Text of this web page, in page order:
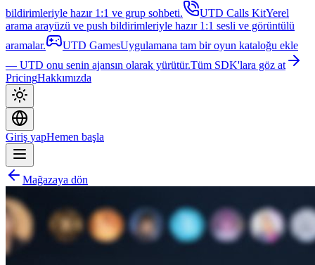
bildirimleriyle hazır 1:1 ve grup sohbeti.
UTD Calls KitYerel
arama arayüzü ve push bildirimleriyle hazır 1:1 sesli ve görüntülü
aramalar.
UTD GamesUygulamana tam bir oyun kataloğu ekle
— UTD onu senin ajansın olarak yürütür.Tüm SDK'lara göz at
PricingHakkımızda
Giriş yapHemen başla
Mağazaya dön